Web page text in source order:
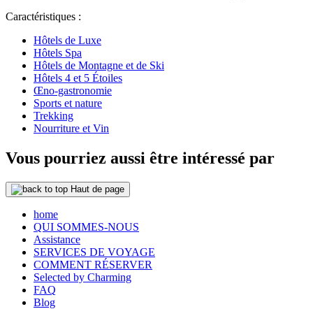
Caractéristiques :
Hôtels de Luxe
Hôtels Spa
Hôtels de Montagne et de Ski
Hôtels 4 et 5 Étoiles
Œno-gastronomie
Sports et nature
Trekking
Nourriture et Vin
Vous pourriez aussi être intéressé par
Haut de page
home
QUI SOMMES-NOUS
Assistance
SERVICES DE VOYAGE
COMMENT RÉSERVER
Selected by Charming
FAQ
Blog